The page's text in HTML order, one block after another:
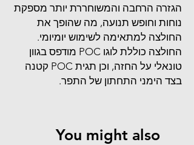
הגזרה הרחבה והמשוחררת יותר מספקת
נוחות וחופש תנועה, מה שהופך את
החולצה למתאימה לשימוש יומיומי.
החולצה כוללת לוגו POC מודפס בגוון
טונאלי על החזה, וכן תגית POC קטנה
בצד הימני התחתון של התפר.
You might also